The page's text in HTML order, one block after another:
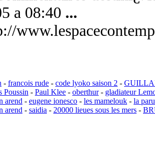
a 08:40 ...
- francois rude - code lyoko saison 2 -
Poussin - Paul Klee - oberthur- gladiateur
arend - eugene ionesco - les mamelouk - la
arend - saidia - 20000 lieues sous les mers -